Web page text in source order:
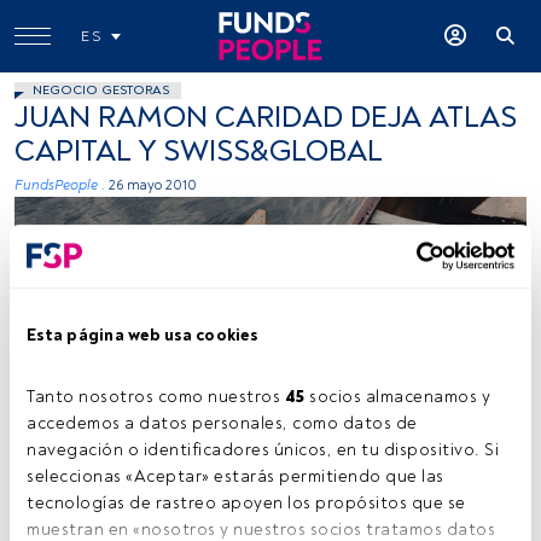
Esta página web usa cookies
Tanto nosotros como nuestros 45 socios almacenamos y
accedemos a datos personales, como datos de
navegación o identificadores únicos, en tu dispositivo. Si
seleccionas «Aceptar» estarás permitiendo que las
tecnologías de rastreo apoyen los propósitos que se
muestran en «nosotros y nuestros socios tratamos datos
ES
NEGOCIO GESTORAS
JUAN RAMON CARIDAD DEJA ATLAS
CAPITAL Y SWISS&GLOBAL
FundsPeople . 26 mayo 2010
Tiempo lectura: 1 min.